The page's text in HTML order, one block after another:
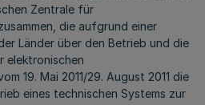
Zentrale für
die aufgrund einer
Länder über den Betrieb und die
elektronischen
19. Mai 2011/29. August 2011 die
eines technischen Systems zur